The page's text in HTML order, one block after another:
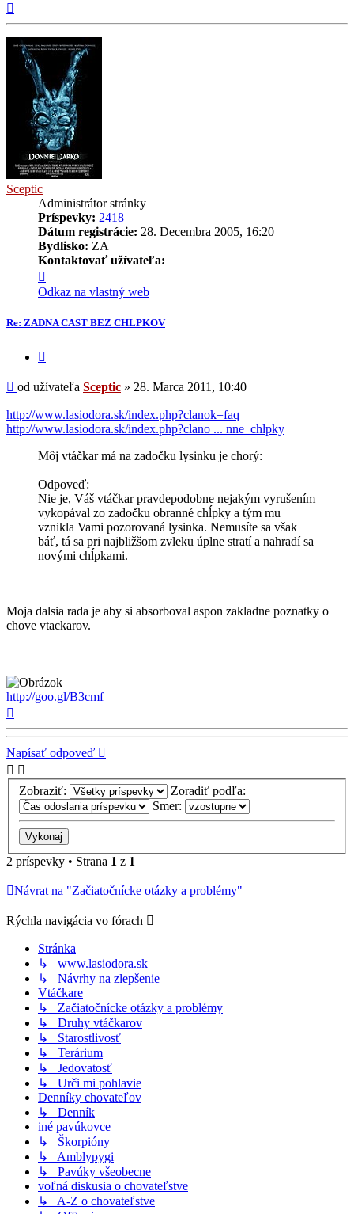
Sceptic
Administrátor stránky
Príspevky: 2418
Dátum registrácie: 28. Decembra 2005, 16:20
Bydlisko: ZA
Kontaktovať užívateľa:
informácie
užívateľa
-
Sceptic
Odkaz na vlastný web
Re: ZADNA CAST BEZ CHLPKOV
Príspevok
od užívateľa Sceptic » 28. Marca 2011, 10:40
http://www.lasiodora.sk/index.php?clanok=faq
http://www.lasiodora.sk/index.php?clano ... nne_chlpky
Môj vtáčkar má na zadočku lysinku je chorý:
Odpoveď:
Nie je, Váš vtáčkar pravdepodobne nejakým vyrušením
vykopával zo zadočku obranné chĺpky a tým mu
vznikla Vami pozorovaná lysinka. Nemusíte sa však
báť, tá sa pri najbližšom zvleku úplne stratí a nahradí sa
novými chĺpkami.
Moja dalsia rada je aby si absorboval aspon zakladne poznatky o
chove vtackarov.
http://goo.gl/B3cmf
Napísať odpoveď
Zobraziť:
Zoradiť podľa:
Smer:
2 príspevky • Strana 1 z 1
Návrat na "Začiatočnícke otázky a problémy"
Rýchla navigácia vo fórach
Stránka
↳ www.lasiodora.sk
↳ Návrhy na zlepšenie
Vtáčkare
↳ Začiatočnícke otázky a problémy
↳ Druhy vtáčkarov
↳ Starostlivosť
↳ Terárium
↳ Jedovatosť
↳ Urči mi pohlavie
Denníky chovateľov
↳ Denník
iné pavúkovce
↳ Škorpióny
↳ Amblypygi
↳ Pavúky všeobecne
voľná diskusia o chovateľstve
↳ A-Z o chovateľstve